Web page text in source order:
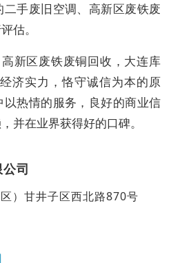
手废旧空调、高新区废铁废
估。
新区废铁废铜回收，大连库
济实力，恪守诚信为本的原
热情的服务，良好的商业信
并在业界获得好的口碑。
司
）甘井子区西北路870号